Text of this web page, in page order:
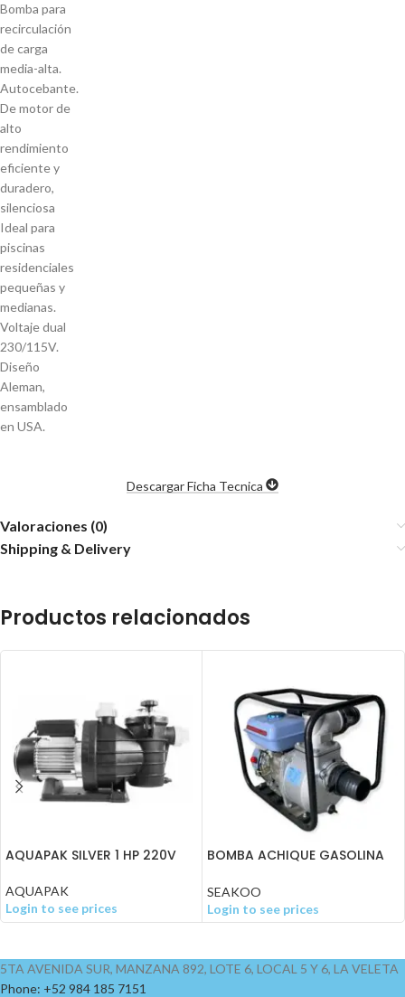
Bomba para
recirculación
de carga
media-alta.
Autocebante.
De motor de
alto
rendimiento
eficiente y
duradero,
silenciosa
Ideal para
piscinas
residenciales
pequeñas y
medianas.
Voltaje dual
230/115V.
Diseño
Aleman,
ensamblado
en USA.
Descargar Ficha Tecnica
Valoraciones (0)
Shipping & Delivery
Productos relacionados
AQUAPAK SILVER 1 HP 220V
AQUAPAK
Login to see prices
BOMBA ACHIQUE GASOLINA
SEAKOO
Login to see prices
5TA AVENIDA SUR, MANZANA 892, LOTE 6, LOCAL 5 Y 6, LA VELETA
Phone: +52 984 185 7151